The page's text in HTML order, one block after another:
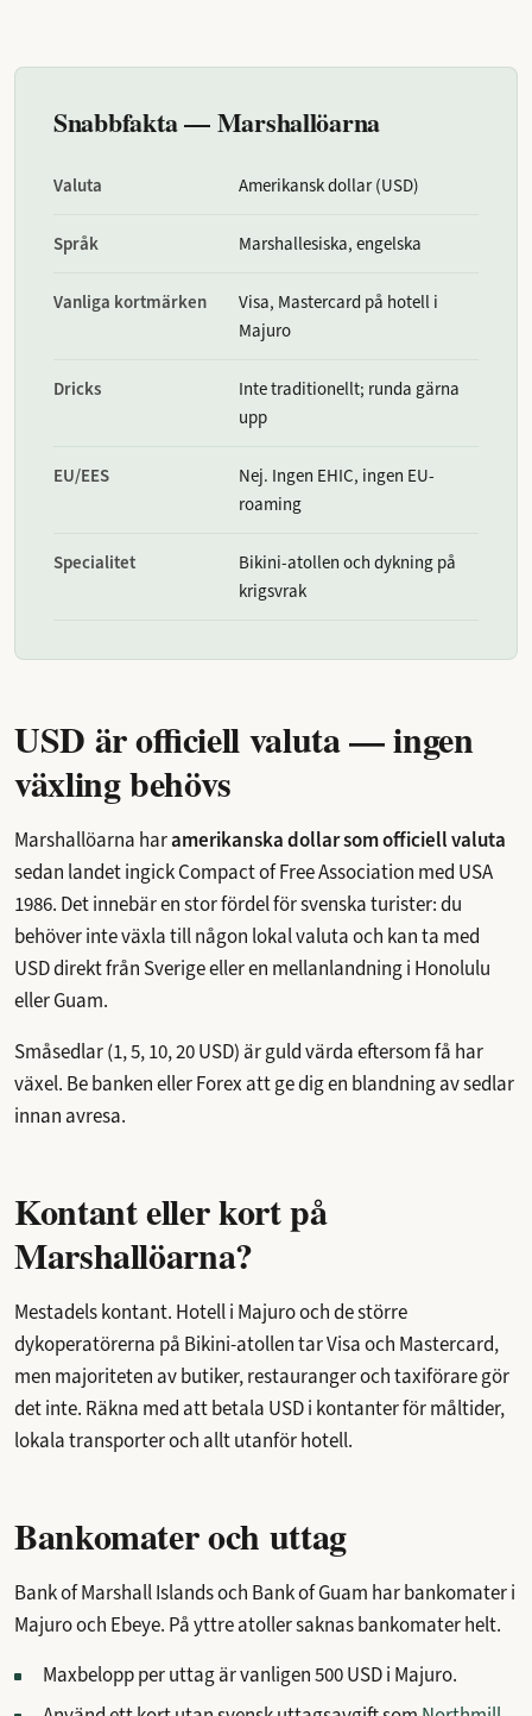
Snabbfakta — Marshallöarna
Valuta Amerikansk dollar (USD)
Språk Marshallesiska, engelska
Vanliga kortmärken
Visa, Mastercard på hotell i
Majuro
Dricks
Inte traditionellt; runda gärna
upp
EU/EES
Nej. Ingen EHIC, ingen EU-
roaming
Specialitet
Bikini-atollen och dykning på
krigsvrak
USD är officiell valuta — ingen
växling behövs
Marshallöarna haramerikanska dollar som officiell valuta
sedan landet ingick Compact of Free Association med USA
1986. Det innebär en stor fördel för svenska turister: du
behöver inte växla till någon lokal valuta och kan ta med
USD direkt från Sverige eller en mellanlandning i Honolulu
eller Guam.
Småsedlar (1, 5, 10, 20 USD) är guld värda eftersom få har
växel. Be banken eller Forex att ge dig en blandning av sedlar
innan avresa.
Kontant eller kort på
Marshallöarna?
Mestadels kontant. Hotell i Majuro och de större
dykoperatörerna på Bikini-atollen tar Visa och Mastercard,
men majoriteten av butiker, restauranger och taxiförare gör
det inte. Räkna med att betala USD i kontanter för måltider,
lokala transporter och allt utanför hotell.
Bankomater och uttag
Bank of Marshall Islands och Bank of Guam har bankomater i
Majuro och Ebeye. På yttre atoller saknas bankomater helt.
Maxbelopp per uttag är vanligen 500 USD i Majuro.